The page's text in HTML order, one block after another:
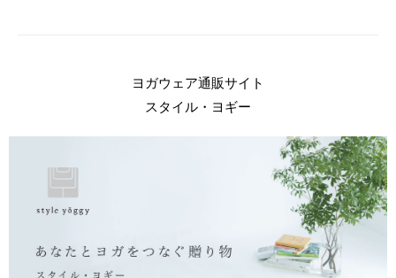
ヨガウェア通販サイト
スタイル・ヨギー